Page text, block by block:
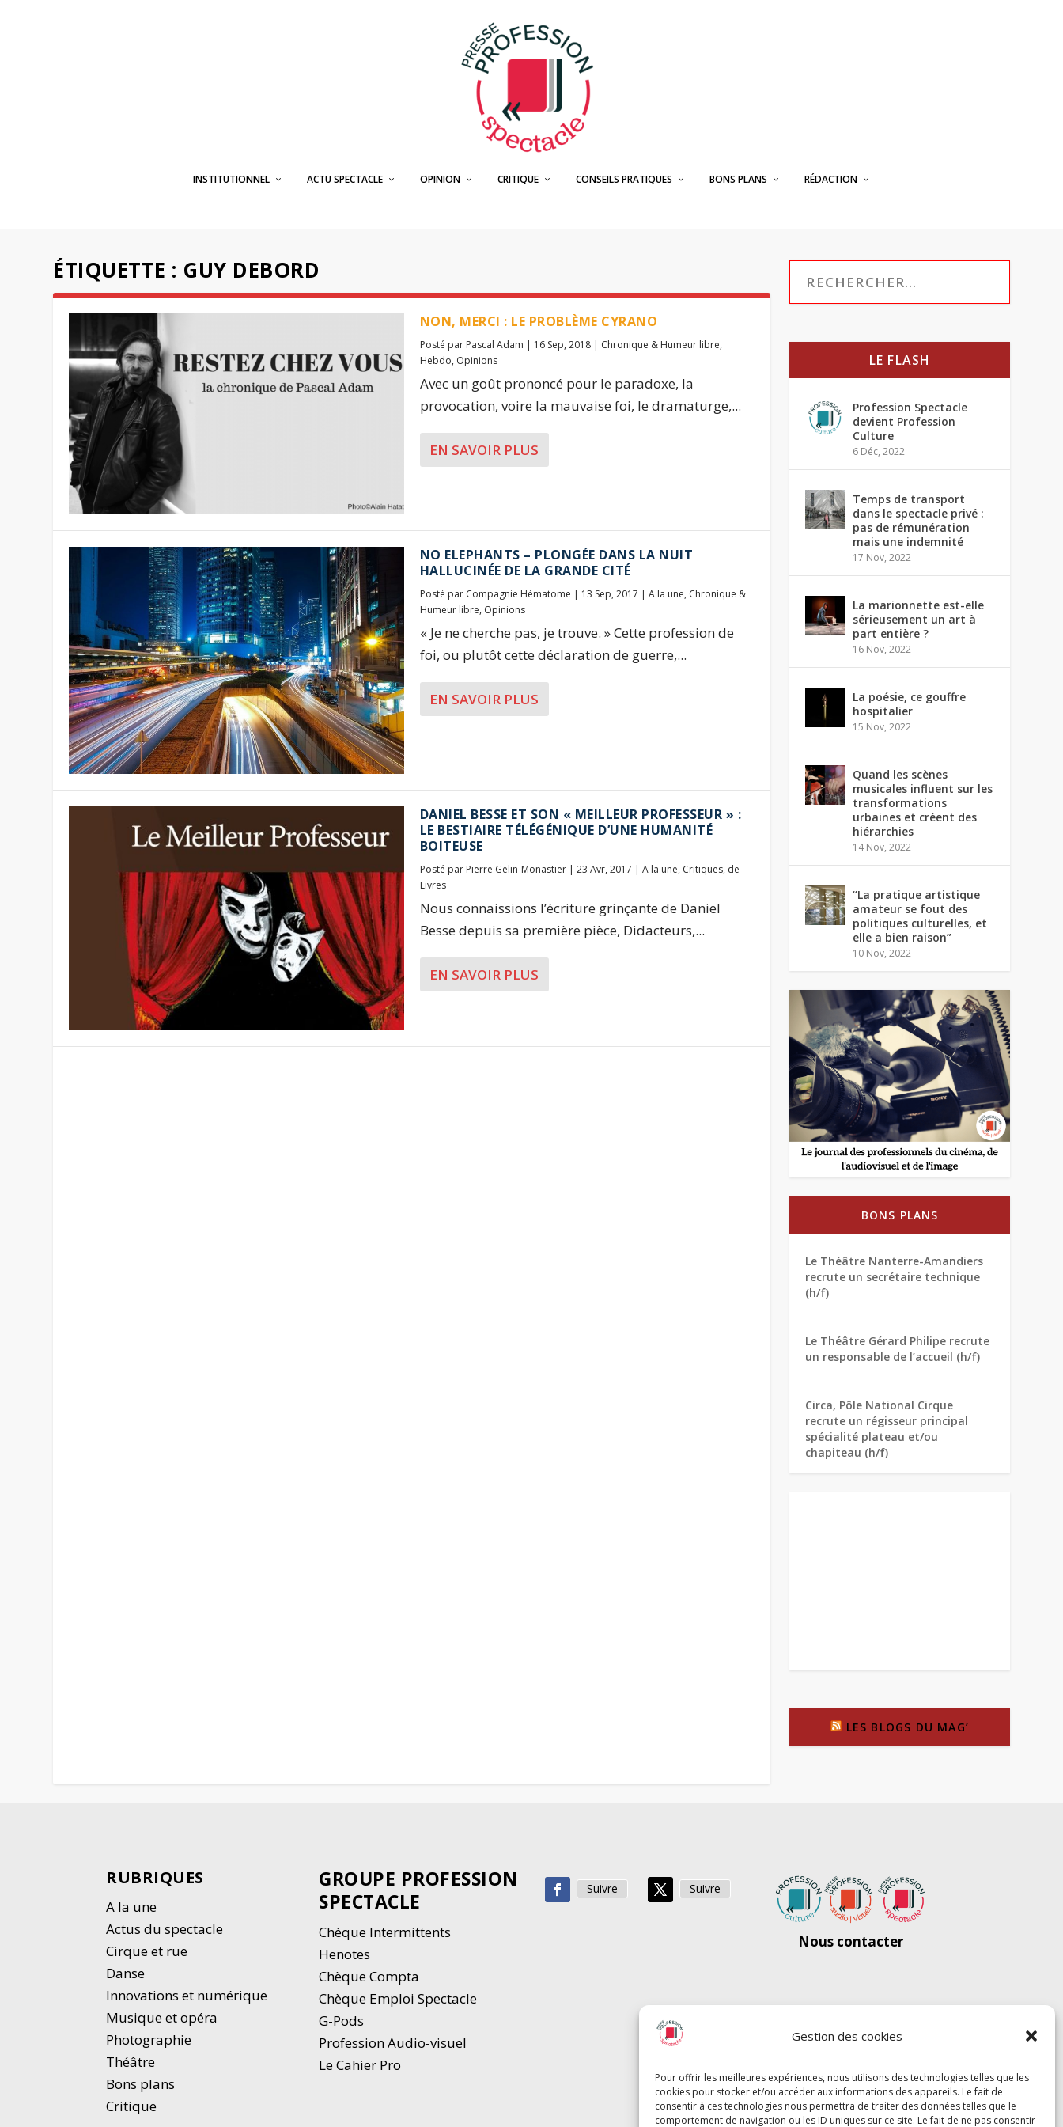
Gestion des cookies
Pour offrir les meilleures expériences, nous utilisons des technologies telles que les
cookies pour stocker et/ou accéder aux informations des appareils. Le fait de
consentir à ces technologies nous permettra de traiter des données telles que le
comportement de navigation ou les ID uniques sur ce site. Le fait de ne pas consentir
INSTITUTIONNEL ACTU SPECTACLE OPINION CRITIQUE CONSEILS PRATIQUES BONS PLANS RÉDACTION
ÉTIQUETTE : GUY DEBORD
NON, MERCI : LE PROBLÈME CYRANO
Posté par Pascal Adam | 16 Sep, 2018| Chronique & Humeur libre,
Hebdo, Opinions
Avec un goût prononcé pour le paradoxe, la
provocation, voire la mauvaise foi, le dramaturge,...
EN SAVOIR PLUS
NO ELEPHANTS – PLONGÉE DANS LA NUIT
HALLUCINÉE DE LA GRANDE CITÉ
Posté par Compagnie Hématome | 13 Sep, 2017 | A la une, Chronique &
Humeur libre, Opinions
« Je ne cherche pas, je trouve. » Cette profession de
foi, ou plutôt cette déclaration de guerre,...
EN SAVOIR PLUS
DANIEL BESSE ET SON « MEILLEUR PROFESSEUR » :
LE BESTIAIRE TÉLÉGÉNIQUE D’UNE HUMANITÉ
BOITEUSE
Posté par Pierre Gelin-Monastier| 23 Avr, 2017 | A la une, Critiques, de
Livres
Nous connaissions l’écriture grinçante de Daniel
Besse depuis sa première pièce, Didacteurs,...
EN SAVOIR PLUS
LE FLASH
Profession Spectacle
devient Profession
Culture
6 Déc, 2022
Temps de transport
dans le spectacle privé :
pas de rémunération
mais une indemnité
17 Nov, 2022
La marionnette est-elle
sérieusement un art à
part entière ?
16 Nov, 2022
La poésie, ce gouffre
hospitalier
15 Nov, 2022
Quand les scènes
musicales influent sur les
transformations
urbaines et créent des
hiérarchies
14 Nov, 2022
“La pratique artistique
amateur se fout des
politiques culturelles, et
elle a bien raison”
10 Nov, 2022
BONS PLANS
Le Théâtre Nanterre-Amandiers
recrute un secrétaire technique
(h/f)
Le Théâtre Gérard Philipe recrute
un responsable de l’accueil (h/f)
Circa, Pôle National Cirque
recrute un régisseur principal
spécialité plateau et/ou
chapiteau (h/f)
LES BLOGS DU MAG’
RUBRIQUES
A la une
Actus du spectacle
Cirque et rue
Danse
Innovations et numérique
Musique et opéra
Photographie
Théâtre
Bons plans
Critique
GROUPE PROFESSION
SPECTACLE
Chèque Intermittents
Henotes
Chèque Compta
Chèque Emploi Spectacle
G-Pods
Profession Audio-visuel
Le Cahier Pro
Suivre Suivre
Nous contacter